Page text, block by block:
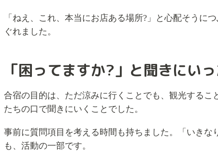
「ねえ、これ、本当にお店ある場所?」と心配そう
ぐれました。
「困ってますか?」と聞きにい
合宿の目的は、ただ涼みに行くことでも、観光する
たちの口で聞きにいくことでした。
事前に質問項目を考える時間も持ちました。「いき
も、活動の一部です。